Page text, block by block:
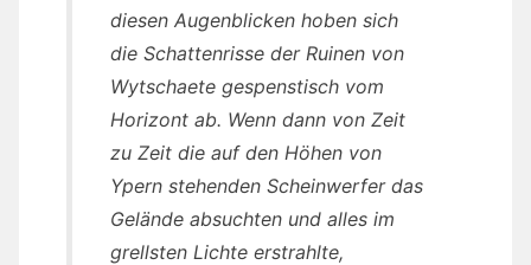
diesen Augenblicken hoben sich
die Schattenrisse der Ruinen von
Wytschaete gespenstisch vom
Horizont ab. Wenn dann von Zeit
zu Zeit die auf den Höhen von
Ypern stehenden Scheinwerfer das
Gelände absuchten und alles im
grellsten Lichte erstrahlte,